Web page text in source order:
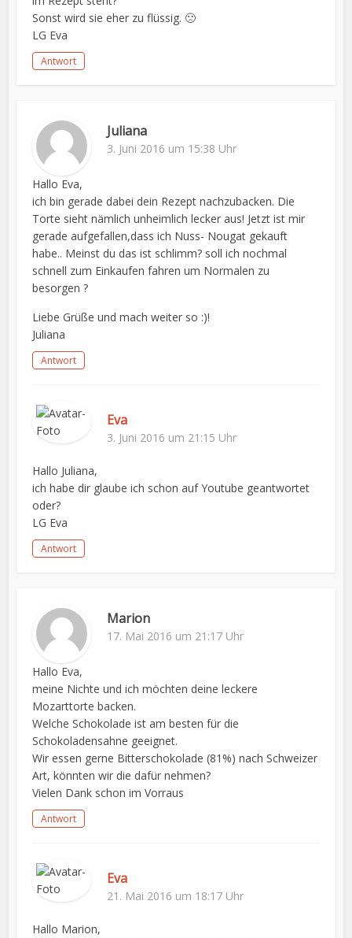
Sonst wird sie eher zu flüssig. 🙁
LG Eva
Antwort
Juliana
3. Juni 2016 um 15:38 Uhr
Hallo Eva,
ich bin gerade dabei dein Rezept nachzubacken. Die
Torte sieht nämlich unheimlich lecker aus! Jetzt ist mir
gerade aufgefallen,dass ich Nuss- Nougat gekauft
habe.. Meinst du das ist schlimm? soll ich nochmal
schnell zum Einkaufen fahren um Normalen zu
besorgen ?
Liebe Grüße und mach weiter so :)!
Juliana
Antwort
Eva
3. Juni 2016 um 21:15 Uhr
Hallo Juliana,
ich habe dir glaube ich schon auf Youtube geantwortet
oder?
LG Eva
Antwort
Marion
17. Mai 2016 um 21:17 Uhr
Hallo Eva,
meine Nichte und ich möchten deine leckere
Mozarttorte backen.
Welche Schokolade ist am besten für die
Schokoladensahne geeignet.
Wir essen gerne Bitterschokolade (81%) nach Schweizer
Art, könnten wir die dafür nehmen?
Vielen Dank schon im Vorraus
Antwort
Eva
21. Mai 2016 um 18:17 Uhr
Hallo Marion,